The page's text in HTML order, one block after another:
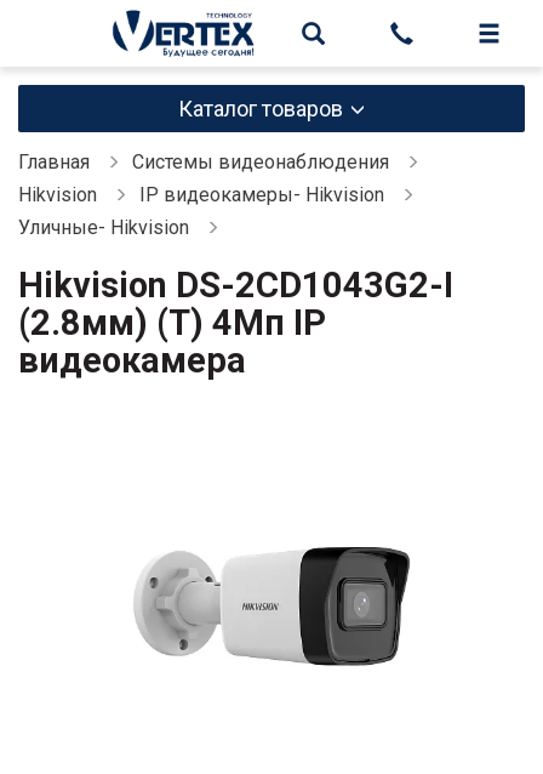
Каталог товаров
Главная
Системы видеонаблюдения
Hikvision
IP видеокамеры- Hikvision
Уличные- Hikvision
Hikvision DS-2CD1043G2-I
(2.8мм) (T) 4Мп IP
видеокамера